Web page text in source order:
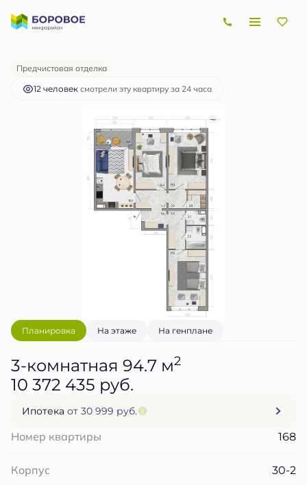
3-комнатная 10 372 435 руб.
Ипотекаот 30 999 руб.
Предчистовая отделка
12 человек смотрели эту квартиру за 24 часа
Планировка На этаже На генплане
3-комнатная 94.7 м2
10 372 435 руб.
Ипотека от 30 999 руб.
Номер квартиры 168
Корпус 30-2